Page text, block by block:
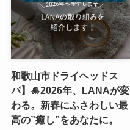
和歌山市ドライヘッドス
パ】🎍2026年、LANAが変
わる。新春にふさわしい最
高の”癒し”をあなたに。